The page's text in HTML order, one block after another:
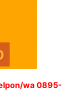
wa 0895-